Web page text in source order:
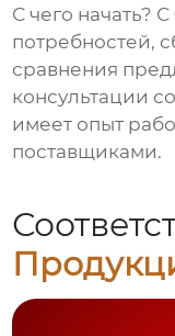
С чего начать?
потребностей,
сравнения
консультации
имеет опыт
поставщиками.